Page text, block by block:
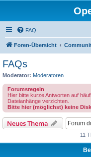
FAQ
Foren-Übersicht
FAQs
Moderator: Moderatoren
Forumsregeln
Hier bitte kurze Antworten auf
Dateianhänge verzichten.
Bitte hier (möglichst) keine
Neues Thema
11